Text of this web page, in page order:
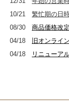
10/21 繁忙期の日
08/30 商品価格改
04/18
旧オンライ
04/18
リニューア